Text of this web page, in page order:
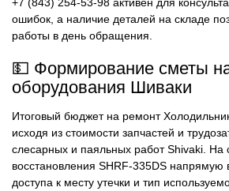
+7 (843) 254-53-98 активен для
ошибок, а наличие деталей на складе
работы в день обращения.
💵 Формирование сметы
оборудования Шиваки
Итоговый бюджет на ремонт
исходя из стоимости запчастей и
слесарных и паяльных работ Shivaki. На
восстановления SHRF-335DS напрямую
доступа к месту утечки и тип